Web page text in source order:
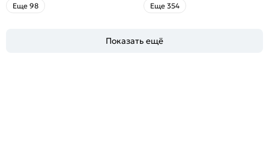
распространенные ошибки
Eще 98 Eще 354
Показать ещё